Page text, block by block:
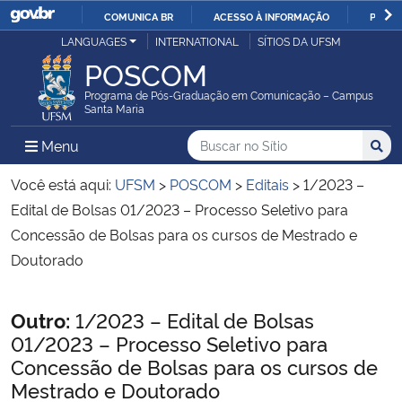
IR
PARA
O
COMUNICA BR ACESSO À INFORMAÇÃO
Ministério da Justiça e Segurança Pública
Ministério da Defesa
Ministério das Relações Exteriores
Ministério da Economia
Ministério da Agricultura, Pecuária e Abastecimento
Ministério da Educação
LANGUAGES INTERNATIONAL SÍTIOS DA UFSM
POSCOM
Programa de Pós-Graduação em Comunicação – Campus
Santa Maria
Menu Menu Principal do Sítio
Busca
Buscar no no Sítio
Busca:
Você está aqui: UFSM > POSCOM > Editais >1/2023 –
Edital de Bolsas 01/2023 – Processo Seletivo para
Concessão de Bolsas para os cursos de Mestrado e
Doutorado
Início do conteúdo
Outro: 1/2023 – Edital de Bolsas
01/2023 – Processo Seletivo para
Concessão de Bolsas para os cursos de
Mestrado e Doutorado